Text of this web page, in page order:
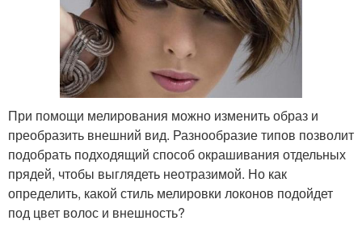
При помощи мелирования можно изменить образ и
преобразить внешний вид. Разнообразие типов позволит
подобрать подходящий способ окрашивания отдельных
прядей, чтобы выглядеть неотразимой. Но как
определить, какой стиль мелировки локонов подойдет
под цвет волос и внешность?